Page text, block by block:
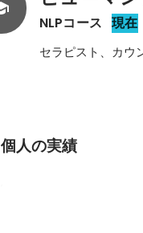
４．今後の課題 ・一緒にやる仲間が集まっていない ・内需の循環を促すような収益化が出来ていない
ミュニティの交
NLPコース 現在
セラピスト、カウ
個人の実績